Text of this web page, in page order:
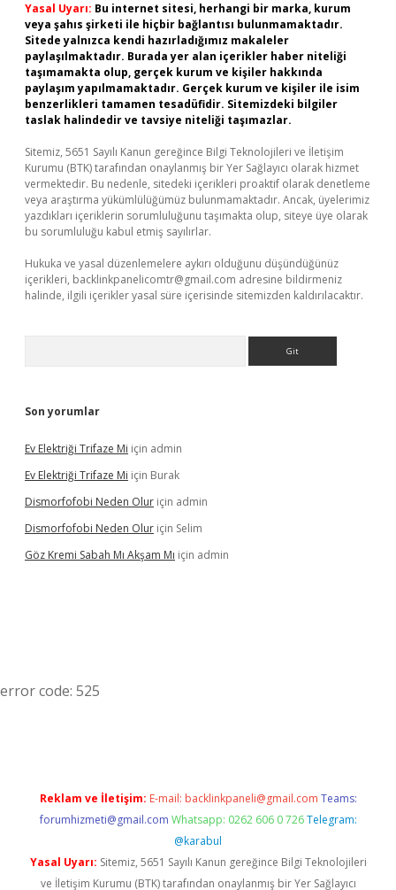
Yasal Uyarı: Bu internet sitesi, herhangi bir marka, kurum
veya şahıs şirketi ile hiçbir bağlantısı bulunmamaktadır.
Sitede yalnızca kendi hazırladığımız makaleler
paylaşılmaktadır. Burada yer alan içerikler haber niteliği
taşımamakta olup, gerçek kurum ve kişiler hakkında
paylaşım yapılmamaktadır. Gerçek kurum ve kişiler ile isim
benzerlikleri tamamen tesadüfidir. Sitemizdeki bilgiler
taslak halindedir ve tavsiye niteliği taşımazlar.
Sitemiz, 5651 Sayılı Kanun gereğince Bilgi Teknolojileri ve İletişim
Kurumu (BTK) tarafından onaylanmış bir Yer Sağlayıcı olarak hizmet
vermektedir. Bu nedenle, sitedeki içerikleri proaktif olarak denetleme
veya araştırma yükümlülüğümüz bulunmamaktadır. Ancak, üyelerimiz
yazdıkları içeriklerin sorumluluğunu taşımakta olup, siteye üye olarak
bu sorumluluğu kabul etmiş sayılırlar.
Hukuka ve yasal düzenlemelere aykırı olduğunu düşündüğünüz
içerikleri, backlinkpanelicomtr@gmail.com adresine bildirmeniz
halinde, ilgili içerikler yasal süre içerisinde sitemizden kaldırılacaktır.
Son yorumlar
Ev Elektriği Trifaze Mi için admin
Ev Elektriği Trifaze Mi için Burak
Dismorfofobi Neden Olur için admin
Dismorfofobi Neden Olur için Selim
Göz Kremi Sabah Mı Akşam Mı için admin
error code: 525
Reklam ve İletişim: E-mail: backlinkpaneli@gmail.com Teams:
forumhizmeti@gmail.com Whatsapp: 0262 606 0 726 Telegram:
@karabul
Yasal Uyarı: Sitemiz, 5651 Sayılı Kanun gereğince Bilgi Teknolojileri
ve İletişim Kurumu (BTK) tarafından onaylanmış bir Yer Sağlayıcı